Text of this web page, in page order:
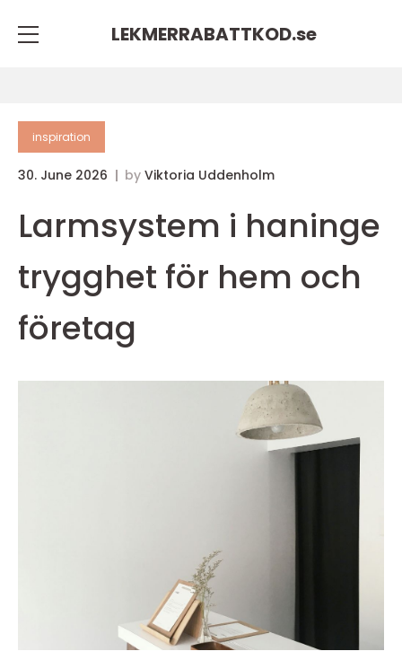
LEKMERRABATTKOD.se
inspiration
30. June 2026 by Viktoria Uddenholm
Larmsystem i haninge
trygghet för hem och
företag